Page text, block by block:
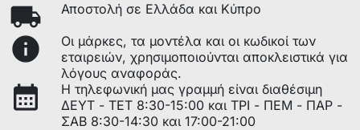
local_shipping Αποστολή σε Ελλάδα και Κύπρο
info
Οι μάρκες, τα μοντέλα και οι κωδικοί των
εταιρειών, χρησιμοποιούνται αποκλειστικά για
λόγους αναφοράς.
calendar_month
Η τηλεφωνική μας γραμμή είναι διαθέσιμη
ΔΕΥΤ - ΤΕΤ 8:30-15:00 και ΤΡΙ - ΠΕΜ - ΠΑΡ -
ΣΑΒ 8:30-14:30 και 17:00-21:00